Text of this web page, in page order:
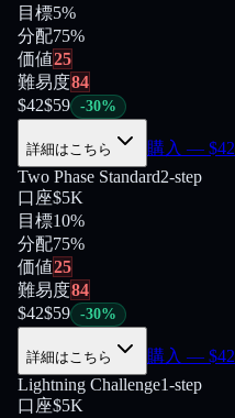
目標5%
分配75%
価値25
難易度84
$42$59 -30%
詳細はこちら 購入 — $42
Two Phase Standard2-step
口座$5K
目標10%
分配75%
価値25
難易度84
$42$59 -30%
詳細はこちら 購入 — $42
Lightning Challenge1-step
口座$5K